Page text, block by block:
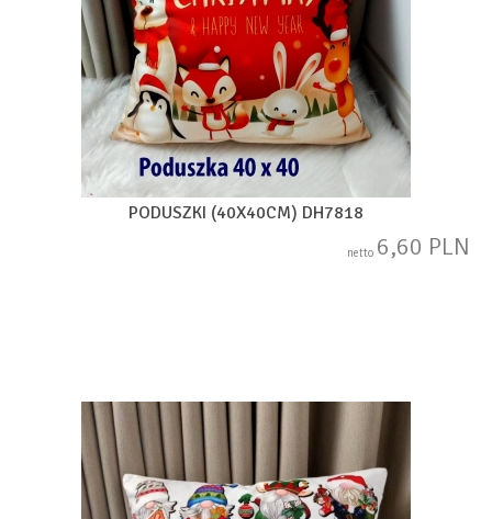
PODUSZKI (40X40CM) DH7818
netto 6,60 PLN